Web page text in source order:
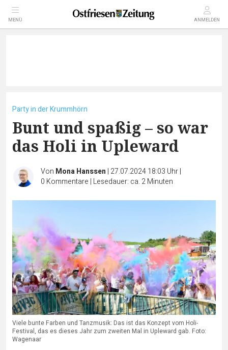
MENÜ ANMELDEN
Party in der Krummhörn
Bunt und spaßig – so war
das Holi in Upleward
Von Mona Hanssen | 27.07.2024 18:03 Uhr|
0 Kommentare | Lesedauer: ca. 2 Minuten
Viele bunte Farben und Tanzmusik: Das ist das Konzept vom Holi-
Festival, das es dieses Jahr zum zweiten Mal in Upleward gab. Foto:
Wagenaar